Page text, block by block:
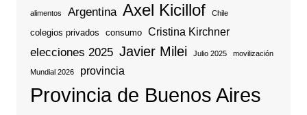
alimentos Argentina Axel Kicillof Chile
colegios privados consumo Cristina Kirchner
elecciones 2025 Javier Milei Julio 2025 movilización
Mundial 2026 provincia
Provincia de Buenos Aires